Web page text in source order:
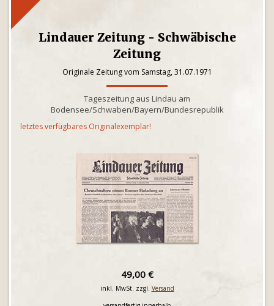
Lindauer Zeitung - Schwäbische
Zeitung
Originale Zeitung vom Samstag, 31.07.1971
Tageszeitung aus Lindau am
Bodensee/Schwaben/Bayern/Bundesrepublik
letztes verfügbares Originalexemplar!
49,00 €
inkl. MwSt. zzgl. Versand